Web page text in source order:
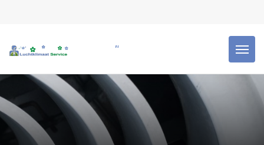
"Schone lucht is gezonde lucht!"